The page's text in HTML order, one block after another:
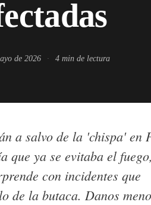
de 2026 · 4min de lectura
a salvo de la 'chispa' en
que ya se evitaba el fuego,
con incidentes que
de la butaca. Danos